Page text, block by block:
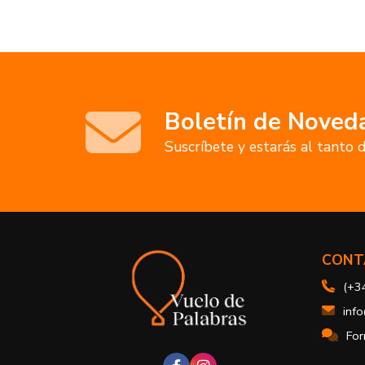
Boletín de
Suscríbete y estarás al tanto